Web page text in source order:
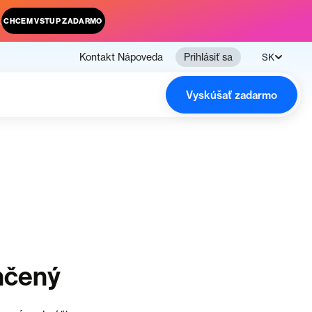
CHCEM VSTUP ZADARMO
Kontakt Nápoveda Prihlásiť sa SK
Vyskúšať zadarmo